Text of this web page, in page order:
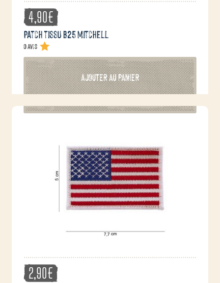
4,90€
Patch tissu B25 Mitchell
0 avis
AJOUTER AU PANIER
2,90€